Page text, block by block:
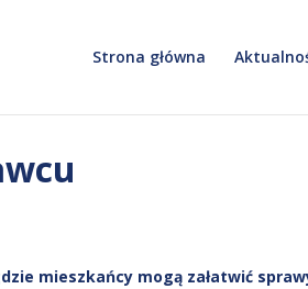
Strona główna
mieszkańcy mogą załatwić